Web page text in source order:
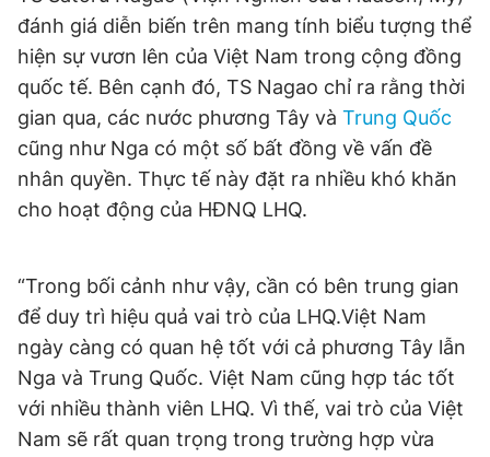
© 2003-2026 Bản quyền thuộc về Báo Thanh Niên. Cấm sao
chép dưới mọi hình thức nếu không có sự chấp thuận bằng văn
bản. Phát triển bởi ePi Technologies, JSC.
đánh giá diễn biến trên mang tính biểu tượng thể
hiện sự vươn lên của Việt Nam trong cộng đồng
quốc tế. Bên cạnh đó, TS Nagao chỉ ra rằng thời
gian qua, các nước phương Tây và Trung Quốc
cũng như Nga có một số bất đồng về vấn đề
nhân quyền. Thực tế này đặt ra nhiều khó khăn
cho hoạt động của HĐNQ LHQ.
“Trong bối cảnh như vậy, cần có bên trung gian
để duy trì hiệu quả vai trò của LHQ.Việt Nam
ngày càng có quan hệ tốt với cả phương Tây lẫn
Nga và Trung Quốc. Việt Nam cũng hợp tác tốt
với nhiều thành viên LHQ. Vì thế, vai trò của Việt
Nam sẽ rất quan trọng trong trường hợp vừa